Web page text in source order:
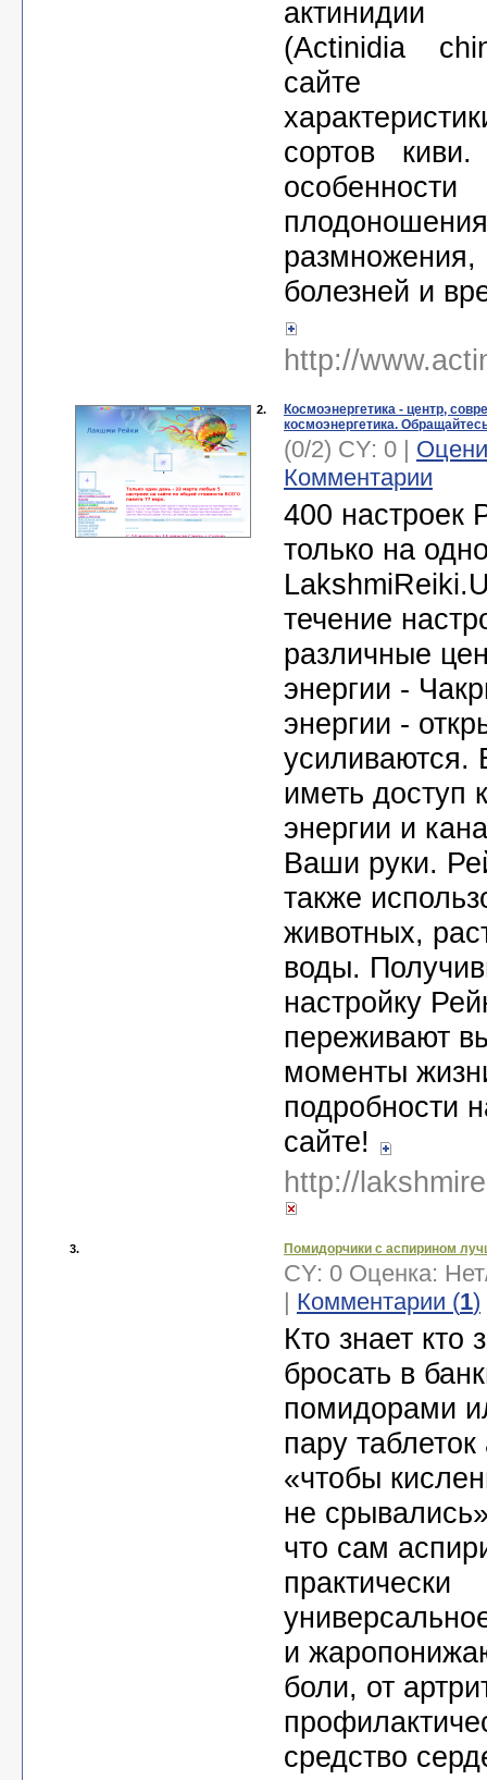
актинидии
(Actinidia
сортов
болезней и
http://
2.
Космоэнергетика - центр,
космоэнергетика.
(0/2) CY: 0 |
Комментарии
400 настроек
только на
течение
различные
энергии -
энергии -
усиливаются.
иметь доступ
энергии и
Ваши руки.
также
животных,
воды.
настройку
переживают
моменты
подробности
сайте!
http://
3. Помидорчики с аспирином
CY: 0 Оценка: Нет
| Комментарии (1)
Кто знает кто
бросать в
помидорами
пару
«чтобы
не
что сам
практически
и
боли, от
средство